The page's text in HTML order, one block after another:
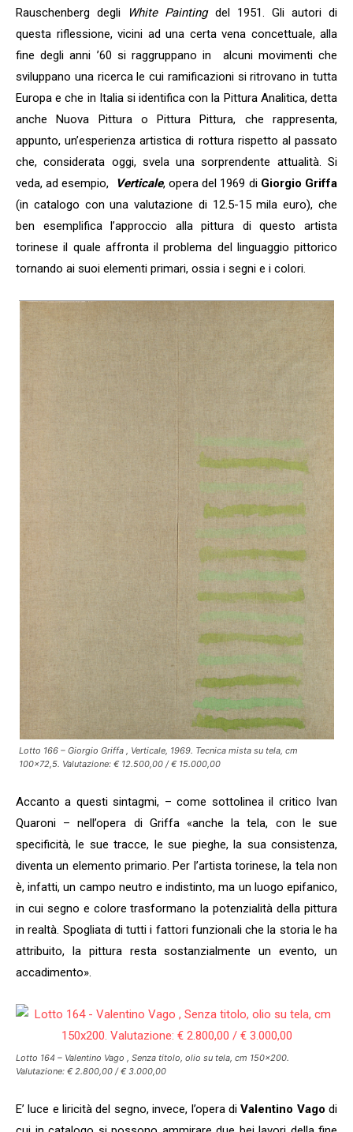
Rauschenberg degli
White Paintingdel 1951. Gli autori di
questa riflessione, vicini ad una certa vena concettuale, alla
fine degli anni ’60 si raggruppano in alcuni movimenti che
sviluppano una ricerca le cui ramificazioni si ritrovano in tutta
Europa e che in Italia si identifica con la Pittura Analitica, detta
anche Nuova Pittura o Pittura Pittura, che rappresenta,
appunto, un’esperienza artistica di rottura rispetto al passato
che, considerata oggi, svela una sorprendente attualità. Si
veda, ad esempio,
Verticale, opera del 1969 di Giorgio Griffa
(in catalogo con una valutazione di 12.5-15 mila euro), che
ben esemplifica l’approccio alla pittura di questo artista
torinese il quale affronta il problema del linguaggio pittorico
tornando ai suoi elementi primari, ossia i segni e i colori.
Lotto 166 – Giorgio Griffa , Verticale, 1969. Tecnica mista su tela, cm
100×72,5. Valutazione: € 12.500,00 / € 15.000,00
Accanto a questi sintagmi, – come sottolinea il critico Ivan
Quaroni – nell’opera di Griffa «anche la tela, con le sue
specificità, le sue tracce, le sue pieghe, la sua consistenza,
diventa un elemento primario. Per l’artista torinese, la tela non
è, infatti, un campo neutro e indistinto, ma un luogo epifanico,
in cui segno e colore trasformano la potenzialità della pittura
in realtà. Spogliata di tutti i fattori funzionali che la storia le ha
attribuito, la pittura resta sostanzialmente un evento, un
accadimento».
Lotto 164 – Valentino Vago , Senza titolo, olio su tela, cm 150×200.
Valutazione: € 2.800,00 / € 3.000,00
E’ luce e liricità del segno, invece, l’opera diValentino Vago di